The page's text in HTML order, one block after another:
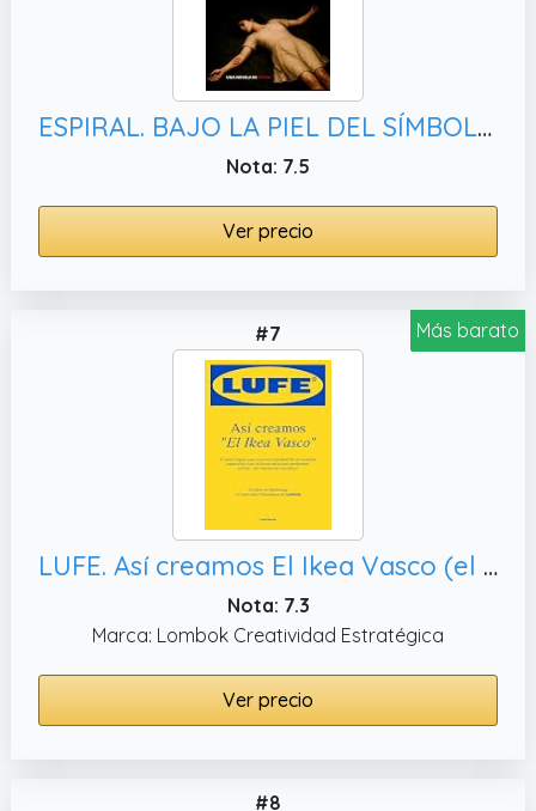
ESPIRAL. BAJO LA PIEL DEL SÍMBOLO.: SUSPENSE/ THRILLER/ PSICOLÓGICO: UNA NOVELA QUE TE LLEVARA A LO MAS PROFUNDO DEL MIEDO Y EL DOLOR, LIBRO 2
Nota: 7.5
Ver precio
Más barato
#7
LUFE. Así creamos El Ikea Vasco (el libro de marketing que se lee como un thriller)
Nota: 7.3
Marca: Lombok Creatividad Estratégica
Ver precio
#8